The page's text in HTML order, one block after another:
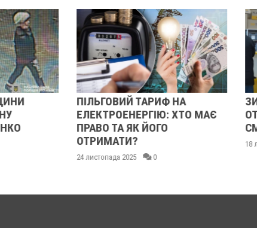
НА
ХТО МАЄ
ЗИМОВА ПІДТРИМКА 2025: ЯК
ОТРИМАТИ 1000 ГРН БЕЗ
СМАРТФОНА
18 листопада 2025